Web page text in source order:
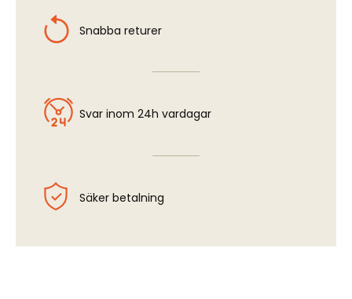
Snabba returer
Svar inom 24h vardagar
Säker betalning